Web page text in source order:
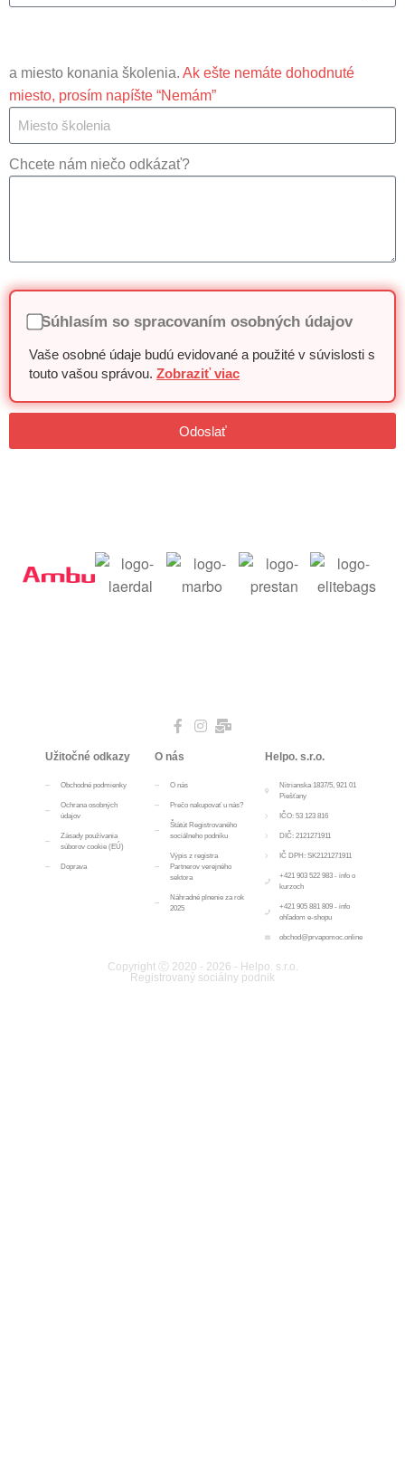
a miesto konania školenia. Ak ešte nemáte dohodnuté
miesto, prosím napíšte “Nemám”
Chcete nám niečo odkázať?
Súhlasím so spracovaním osobných údajov
Vaše osobné údaje budú evidované a použité v súvislosti s
touto vašou správou. Zobraziť viac
Odoslať
Užitočné odkazy
Obchodné podmienky
Ochrana osobných
údajov
Zásady používania
súborov cookie (EÚ)
Doprava
O nás
O nás
Prečo nakupovať u nás?
Štátút Registrovaného
sociálneho podniku
Výpis z registra
Partnerov verejného
sektora
Náhradné plnenie za rok
2025
Helpo. s.r.o.
Nitrianska 1837/5, 921 01
Piešťany
IČO: 53 123 816
DIČ: 2121271911
IČ DPH: SK2121271911
+421 903 522 983 - info o
kurzoch
+421 905 881 809 - info
ohľadom e-shopu
obchod@prvapomoc.online
Copyright Ⓒ 2020 - 2026 - Helpo. s.r.o.
Registrovaný sociálny podnik